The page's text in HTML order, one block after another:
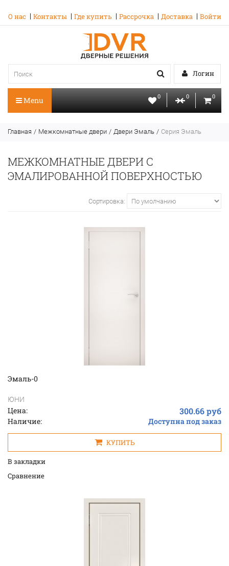
О нас Контакты Где купить Рассрочка Доставка Войти
Логин
0 0 0
Menu
Главная Межкомнатные двери Двери Эмаль Серия Эмаль
МЕЖКОМНАТНЫЕ ДВЕРИ С
ЭМАЛИРОВАННОЙ ПОВЕРХНОСТЬЮ
Сортировка:
Эмаль-0
ЮНИ
Цена: 300.66 руб
Наличие: Доступна под заказ
КУПИТЬ
В закладки
Cравнение